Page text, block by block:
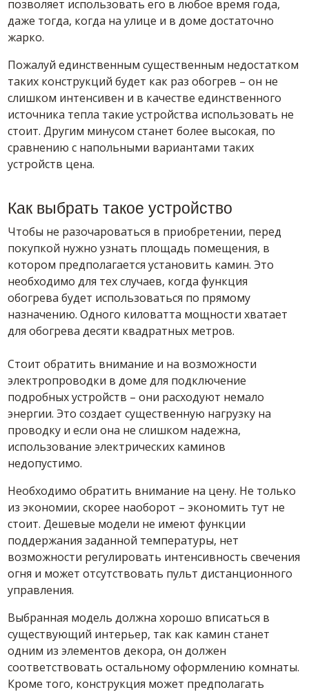
позволяет использовать его в любое время года,
даже тогда, когда на улице и в доме достаточно
жарко.
Пожалуй единственным существенным недостатком
таких конструкций будет как раз обогрев – он не
слишком интенсивен и в качестве единственного
источника тепла такие устройства использовать не
стоит. Другим минусом станет более высокая, по
сравнению с напольными вариантами таких
устройств цена.
Как выбрать такое устройство
Чтобы не разочароваться в приобретении, перед
покупкой нужно узнать площадь помещения, в
котором предполагается установить камин. Это
необходимо для тех случаев, когда функция
обогрева будет использоваться по прямому
назначению. Одного киловатта мощности хватает
для обогрева десяти квадратных метров.
Стоит обратить внимание и на возможности
электропроводки в доме для подключение
подробных устройств – они расходуют немало
энергии. Это создает существенную нагрузку на
проводку и если она не слишком надежна,
использование электрических каминов
недопустимо.
Необходимо обратить внимание на цену. Не только
из экономии, скорее наоборот – экономить тут не
стоит. Дешевые модели не имеют функции
поддержания заданной температуры, нет
возможности регулировать интенсивность свечения
огня и может отсутствовать пульт дистанционного
управления.
Выбранная модель должна хорошо вписаться в
существующий интерьер, так как камин станет
одним из элементов декора, он должен
соответствовать остальному оформлению комнаты.
Кроме того, конструкция может предполагать